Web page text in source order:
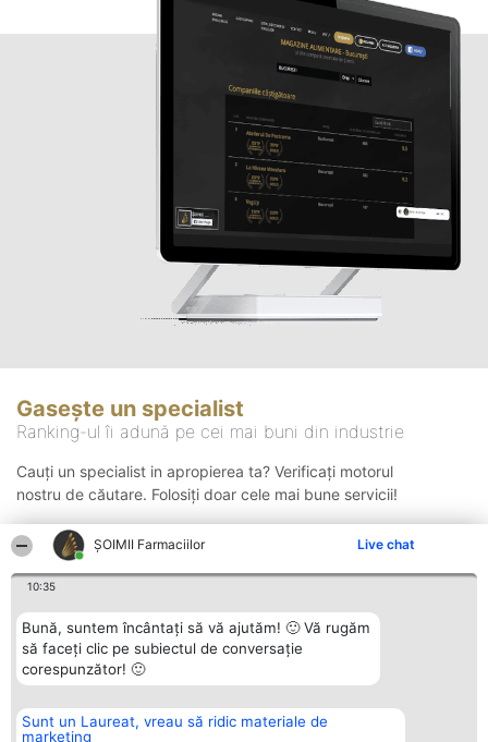
ŞOIMII Farmaciilor Live chat
10:35
Bună, suntem încântați să vă ajutăm! 🙂 Vă rugăm
să faceți clic pe subiectul de conversație
corespunzător! 🙂
Sunt un Laureat, vreau să ridic materiale de
marketing
Gasește un specialist
Ranking-ul îi adună pe cei mai buni din industrie
Cauți un specialist in apropierea ta? Verificați motorul
nostru de căutare. Folosiți doar cele mai bune servicii!
Organizator Ranking
BRIGHT SOLUTIONS BR SRL
Plebiscyt Contact